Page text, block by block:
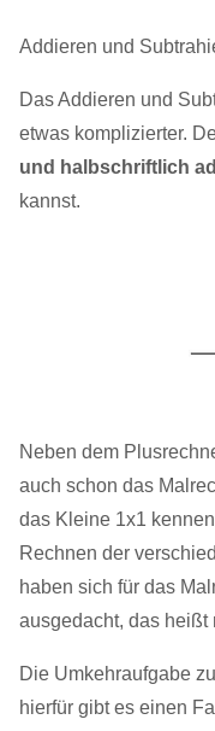
Addieren und
Das Addieren und
etwas komplizierter.
und halbschriftlich
kannst.
Neben dem
auch schon das
das Kleine 1x1
Rechnen der
haben sich für das
ausgedacht, das heißt
Die Umkehraufgabe
hierfür gibt es einen